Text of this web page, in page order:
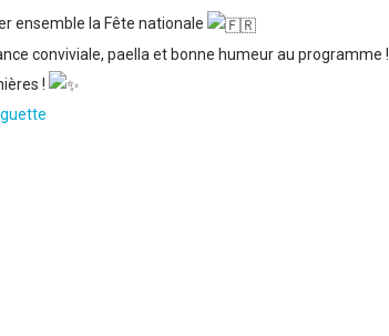
ensemble la Fête nationale
conviviale, paella et bonne humeur au programme !
!